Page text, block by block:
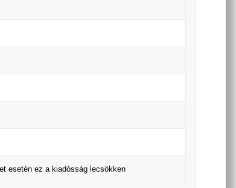
esetén ez a kiadósság lecsökken